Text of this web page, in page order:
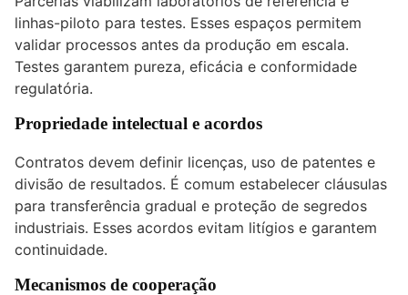
linhas-piloto para testes. Esses espaços permitem
validar processos antes da produção em escala.
Testes garantem pureza, eficácia e conformidade
regulatória.
Propriedade intelectual e acordos
Contratos devem definir licenças, uso de patentes e
divisão de resultados. É comum estabelecer cláusulas
para transferência gradual e proteção de segredos
industriais. Esses acordos evitam litígios e garantem
continuidade.
Mecanismos de cooperação